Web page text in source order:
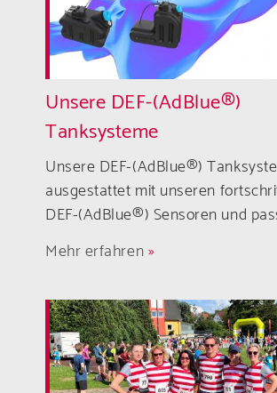
Unsere DEF-(AdBlue®)
Tanksysteme
Unsere DEF-(AdBlue®)
ausgestattet mit unseren
DEF-(AdBlue®) Sensoren und
Mehr erfahren»